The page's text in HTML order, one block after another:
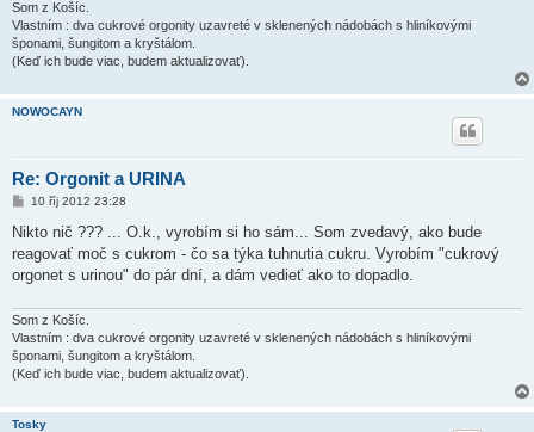
Som z Košíc.
Vlastním : dva cukrové orgonity uzavreté v sklenených nádobách s hliníkovými
šponami, šungitom a kryštálom.
(Keď ich bude viac, budem aktualizovať).
NOWOCAYN
Re: Orgonit a URINA
P
í
p
ě
v
k
10 říj 2012 23:28
Nikto nič ??? ... O.k., vyrobím si ho sám... Som zvedavý, ako bude
reagovať moč s cukrom - čo sa týka tuhnutia cukru. Vyrobím "cukrový
orgonet s urinou" do pár dní, a dám vedieť ako to dopadlo.
Som z Košíc.
Vlastním : dva cukrové orgonity uzavreté v sklenených nádobách s hliníkovými
šponami, šungitom a kryštálom.
(Keď ich bude viac, budem aktualizovať).
Tosky